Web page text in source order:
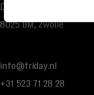
Dokter van Deenweg 162
8025 BM, Zwolle
info@friday.nl
+31 523 71 28 28